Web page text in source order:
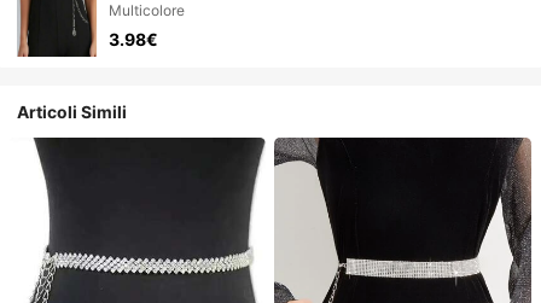
Multicolore
3.98€
Articoli Simili